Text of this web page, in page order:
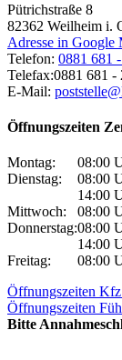
Pütrichstraße 8
82362 Weilheim i.
Adresse in Google
Telefon: 0881 681
Telefax:0881 681 -
E-Mail:
Öffnungszeiten
Montag:
08:00
Dienstag:
08:00
14:00
Mittwoch:
08:00
Donnerstag:08:00
14:00
Freitag:
08:00
Öffnungszeiten
Öffnungszeiten
Bitte